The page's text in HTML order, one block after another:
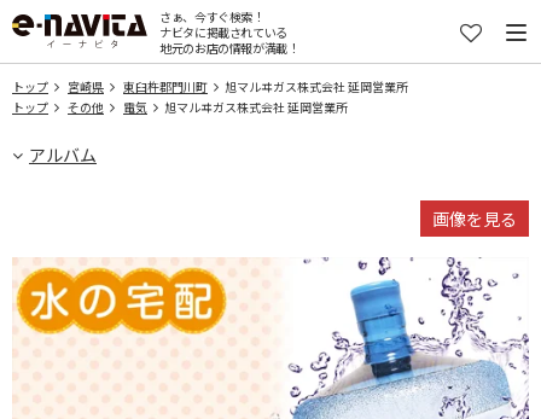
さぁ、今すぐ検索！
ナビタに掲載されている
地元のお店の情報が満載！
トップ 宮崎県 東臼杵郡門川町
旭マルヰガス株式会社 延岡営業所
トップ
その他 電気 旭マルヰガス株式会社 延岡営業所
アルバム
画像を見る